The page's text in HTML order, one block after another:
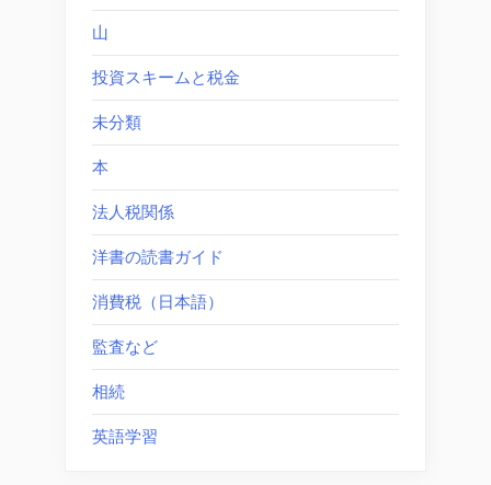
山
投資スキームと税金
未分類
本
法人税関係
洋書の読書ガイド
消費税（日本語）
監査など
相続
英語学習